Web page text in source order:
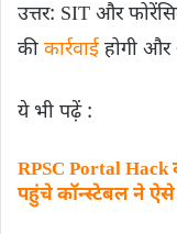
उत्तर: SIT और
की कार्रवाईहोगी और
ये भी पढ़ें :
RPSC Portal Hack
पहुंचे कॉन्स्टेबल ने ऐसे